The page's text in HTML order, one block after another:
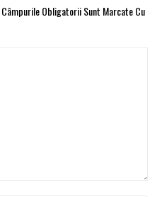
Câmpurile Obligatorii Sunt Marcate Cu